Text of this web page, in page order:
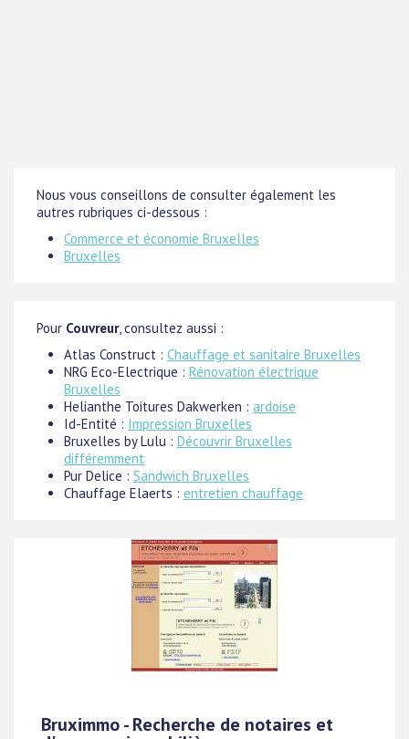
Nous vous conseillons de consulter également les
autres rubriques ci-dessous :
Commerce et économie Bruxelles
Bruxelles
Pour Couvreur, consultez aussi :
Atlas Construct : Chauffage et sanitaire Bruxelles
NRG Eco-Electrique : Rénovation électrique
Bruxelles
Helianthe Toitures Dakwerken : ardoise
Id-Entité : Impression Bruxelles
Bruxelles by Lulu : Découvrir Bruxelles
différemment
Pur Delice : Sandwich Bruxelles
Chauffage Elaerts : entretien chauffage
Bruximmo - Recherche de notaires et